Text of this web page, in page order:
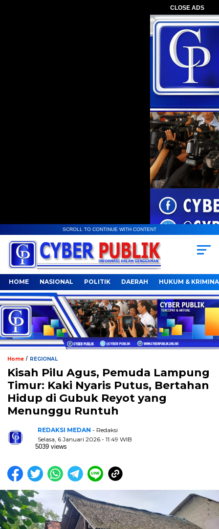
CLOSE ADS
SCROLL TO CONTINUE WITH CONTENT
HOME NASIONAL POLITIK DAERAH HUKUM &
Home / REGIONAL
Kisah Pilu Agus, Pemuda Lampung
Timur: Kaki Nyaris Putus, Bertahan
Hidup di Gubuk Reyot yang
Menunggu Runtuh
REDAKSI MEDAN - Redaksi
Selasa, 6 Januari 2026 - 11:49 WIB
5039 views